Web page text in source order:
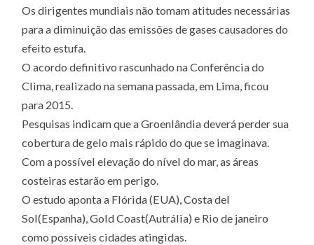
Os dirigentes mundiais não tomam atitudes necessárias
para a diminuição das emissões de gases causadores do
efeito estufa.
O acordo definitivo rascunhado na Conferência do
Clima, realizado na semana passada, em Lima, ficou
para 2015.
Pesquisas indicam que a Groenlândia deverá perder sua
cobertura de gelo mais rápido do que se imaginava.
Com a possível elevação do nível do mar, as áreas
costeirasestarão em perigo.
O estudo aponta a Flórida (EUA), Costa del
Sol(Espanha), Gold Coast(Autrália) e Rio de janeiro
como possíveis cidades atingidas.